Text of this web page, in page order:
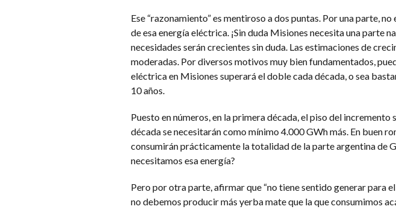
Ese “razonamiento” es mentiroso a dos puntas. Por una parte,
de esa energía eléctrica. ¡Sin duda Misiones necesita una parte
necesidades serán crecientes sin duda. Las estimaciones de
moderadas. Por diversos motivos muy bien fundamentados,
eléctrica en Misiones superará el doble cada década, o sea
10 años.
Puesto en números, en la primera década, el piso del incremento
década se necesitarán como mínimo 4.000 GWh más. En buen
consumirán prácticamente la totalidad de la parte argentina de
necesitamos esa energía?
Pero por otra parte, afirmar que “no tiene sentido generar para
no debemos producir más yerba mate que la que consumimos